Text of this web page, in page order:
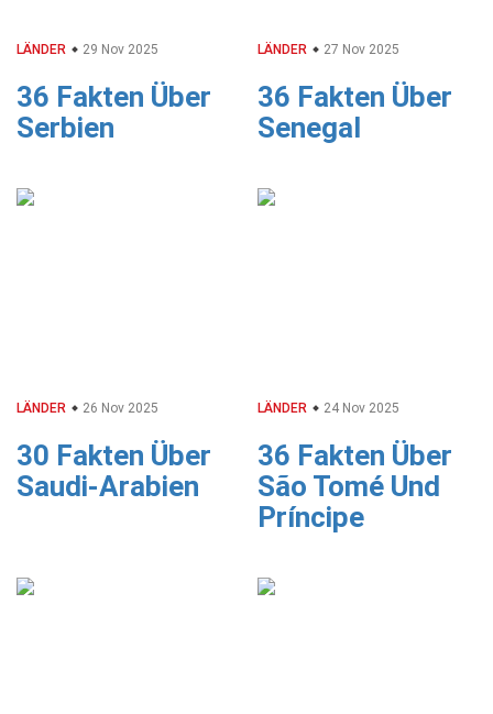
LÄNDER 29 Nov 2025
36 Fakten Über
Serbien
LÄNDER 27 Nov 2025
36 Fakten Über
Senegal
LÄNDER 26 Nov 2025
30 Fakten Über
Saudi-Arabien
LÄNDER 24 Nov 2025
36 Fakten Über
São Tomé Und
Príncipe